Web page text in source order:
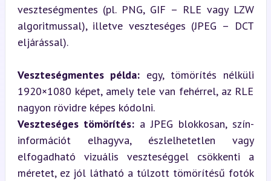
veszteségmentes (pl. PNG, GIF – RLE vagy LZW
algoritmussal), illetve veszteséges (JPEG – DCT
eljárással).
Veszteségmentes példa: egy, tömörítés nélküli
1920×1080 képet, amely tele van fehérrel, az RLE
Veszteséges tömörítés: a JPEG blokkosan, szín-
információt elhagyva, észlelhetetlen vagy
elfogadható vizuális veszteséggel csökkenti a
méretet, ez jól látható a túlzott tömörítésű fotók